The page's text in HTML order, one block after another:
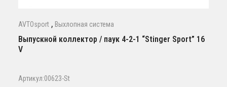
AVTOsport , Выхлопная система
Выпускной коллектор / паук 4-2-1 “Stinger Sport” 16
V
Артикул:00623-St